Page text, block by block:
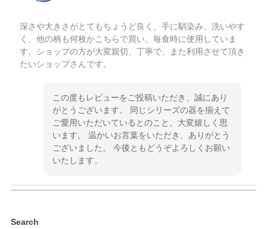
深さや大きさがとてもちょうど良く、手に馴染み、洗いやす
く、他の柄も何枚かこちらで買い、毎食時に使用していま
す。ショップの方が大変親切、丁寧で、また利用させて頂き
たいショップさんです。
この度もレビューをご投稿いただき、誠にあり
がとうございます。 同じシリーズの器を揃えて
ご愛用いただいているとのこと、大変嬉しく思
います。 温かいお言葉をいただき、ありがとう
ございました。 今後ともどうぞよろしくお願い
いたします。
Search